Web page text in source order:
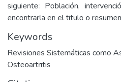
siguiente: Población,
encontrarla en el titulo o
Keywords
Revisiones Sistemáticas como
Osteoartritis